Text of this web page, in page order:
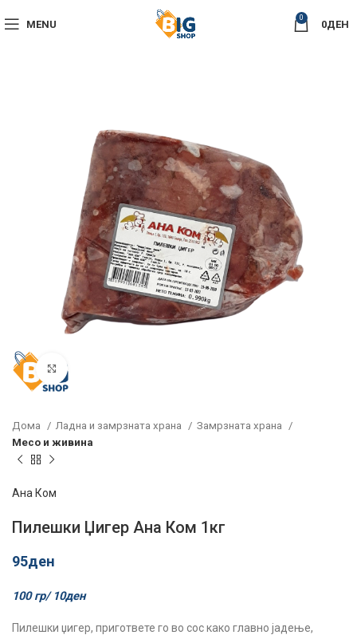
MENU
0
0ДЕН
Click to enlarge
Дома Ладна и замрзната храна
Замрзната храна
Месо и живина
Ана Ком
Пилешки Џигер Ана Ком 1кг
95ден
100 гр/ 10ден
Пилешки џигер, пригответе го во сос како главно јадење,